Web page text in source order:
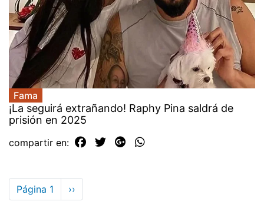
Fama
¡La seguirá extrañando! Raphy Pina saldrá de
prisión en 2025
compartir en:
Paginación
Página 1
Siguiente
página
››